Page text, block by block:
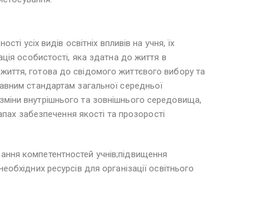
усіх видів освітніх впливів на учня, їх
особистості, яка здатна до життя в
готова до свідомого життєвого вибору та
стандартам загальної середньої
внутрішнього та зовнішнього середовища,
забезпечення якості та прозорості
компетентностей учнів;підвищення
ресурсів для організації освітнього